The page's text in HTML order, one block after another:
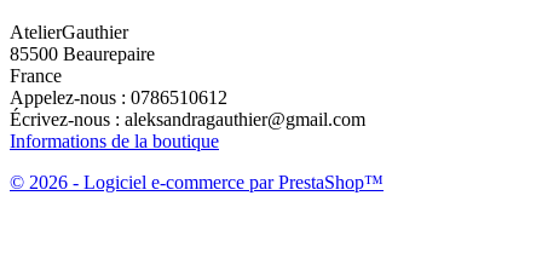
AtelierGauthier
85500 Beaurepaire
France
Appelez-nous : 0786510612
Écrivez-nous : aleksandragauthier@gmail.com
Informations de la boutique
© 2026 - Logiciel e-commerce par PrestaShop™